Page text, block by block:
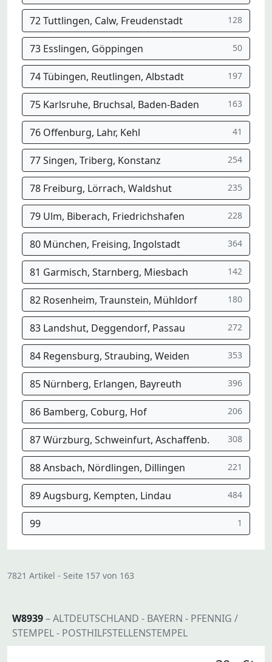
72 Tuttlingen, Calw, Freudenstadt 128
73 Esslingen, Göppingen 50
74 Tübingen, Reutlingen, Albstadt 197
75 Karlsruhe, Bruchsal, Baden-Baden 163
76 Offenburg, Lahr, Kehl 41
77 Singen, Triberg, Konstanz 254
78 Freiburg, Lörrach, Waldshut 235
79 Ulm, Biberach, Friedrichshafen 228
80 München, Freising, Ingolstadt 364
81 Garmisch, Starnberg, Miesbach 142
82 Rosenheim, Traunstein, Mühldorf 180
83 Landshut, Deggendorf, Passau 272
84 Regensburg, Straubing, Weiden 353
85 Nürnberg, Erlangen, Bayreuth 396
86 Bamberg, Coburg, Hof 206
87 Würzburg, Schweinfurt, Aschaffenb. 308
88 Ansbach, Nördlingen, Dillingen 221
89 Augsburg, Kempten, Lindau 484
99 1
7821 Artikel - Seite 157 von 163
W8939– ALTDEUTSCHLAND - BAYERN - PFENNIG /
STEMPEL - POSTHILFSTELLENSTEMPEL